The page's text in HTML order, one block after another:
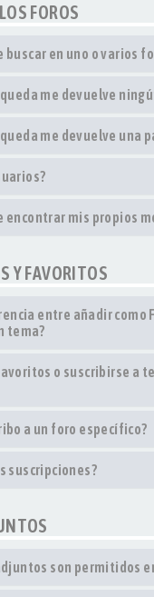
FOROS
buscar en uno o varios
me devuelve
me devuelve una
encontrar mis propios
Y FAVORITOS
entre añadir como
tema?
o suscribirse a
a un foro específico?
suscripciones?
son permitidos